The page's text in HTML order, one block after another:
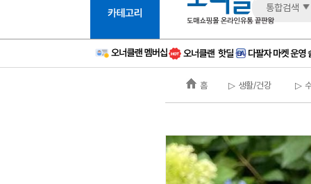
6등급
15등급
16등급
통합검색
홈 ▷ 생활/건강 ▷